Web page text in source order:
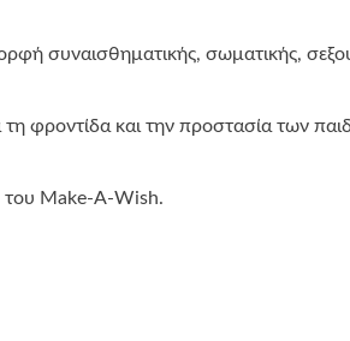
συναισθηματικής, σωματικής,
φροντίδα και την προστασία των
του Make-A-Wish.